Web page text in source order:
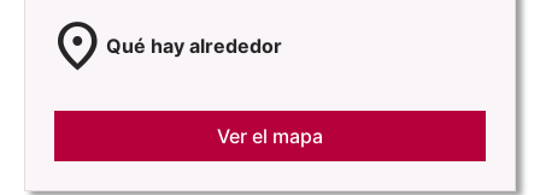
location_on Qué hay alrededor
Ver el mapa